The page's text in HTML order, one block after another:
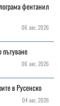
фентанил
06 авг, 2026
пътуване
06 авг, 2026
в Русенско
04 авг, 2026